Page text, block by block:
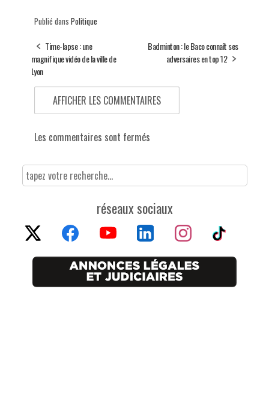
Publié dans Politique
Time-lapse : une
magnifique vidéo de la ville de
Lyon
Badminton : le Baco connaît ses
adversaires en top 12
AFFICHER LES COMMENTAIRES
Les commentaires sont fermés
réseaux sociaux